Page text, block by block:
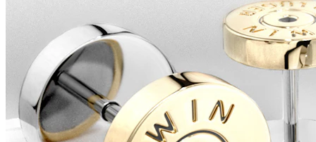
Conch